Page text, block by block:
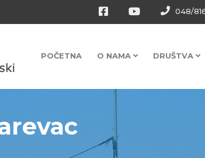
048/
POČETNA O NAMA DRUŠTVA